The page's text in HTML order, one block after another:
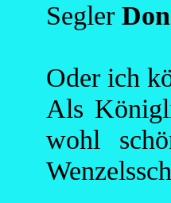
Segler
Oder ich
Als
wohl